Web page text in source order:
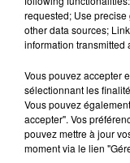
requested; Use
other data sources;
information transmitted
Vous pouvez accepter
sélectionnant les
Vous pouvez
accepter". Vos
pouvez mettre à jour
moment via le lien